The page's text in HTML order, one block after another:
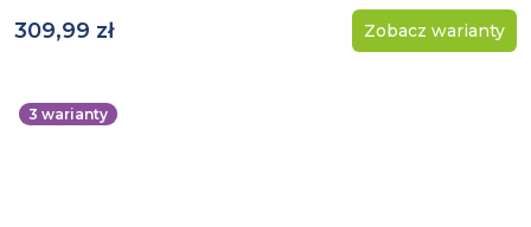
309,99 zł Zobacz warianty
3 warianty